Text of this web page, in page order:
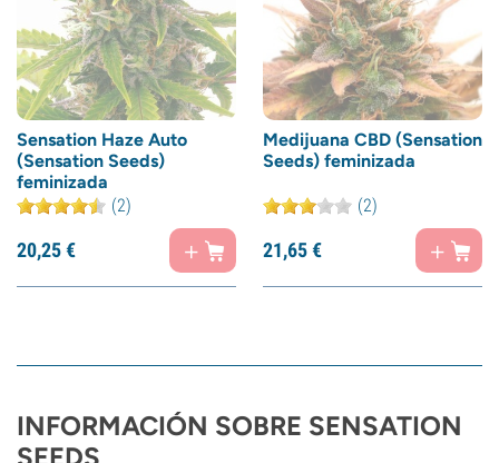
Sensation Haze Auto
(Sensation Seeds)
feminizada
(2)
20,25€
Medijuana CBD (Sensation
Seeds) feminizada
(2)
21,65€
INFORMACIÓN SOBRE SENSATION